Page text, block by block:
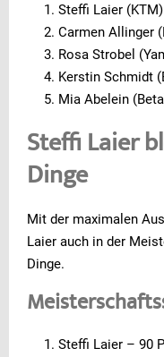
Steffi Laier (KTM)
Carmen Allinger
Rosa Strobel
Kerstin Schmidt
Mia Abelein
Steffi Laier
Dinge
Mit der maximalen
Laier auch in der
Dinge.
Steffi Laier – 90